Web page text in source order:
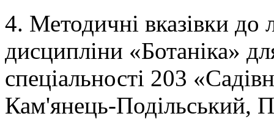
4. Методичні вказівки до
дисципліни «Ботаніка»
спеціальності 203
Кам'янець-Подільський,